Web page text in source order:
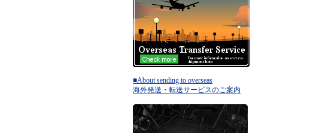
■About sending to overseas
海外発送・転送サービスのご案内